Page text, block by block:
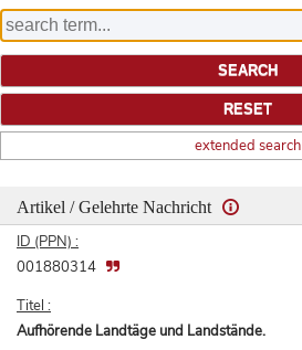
extended search
Artikel / Gelehrte Nachricht
ID (PPN) :
001880314
Titel :
Aufhörende Landtäge und Landstände.